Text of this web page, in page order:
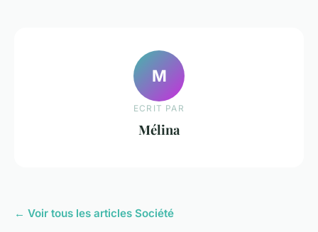
M
ECRIT PAR
Mélina
← Voir tous les articles Société